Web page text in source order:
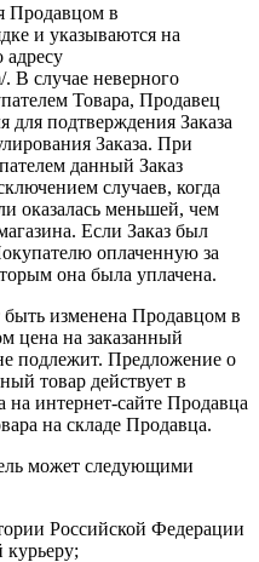
Продавцом в
и указываются на
адресу
В случае неверного
Товара, Продавец
подтверждения Заказа
Заказа. При
данный Заказ
случаев, когда
оказалась меньшей, чем
Если Заказ был
оплаченную за
она была уплачена.
изменена Продавцом в
цена на заказанный
подлежит. Предложение о
товар действует в
на интернет-сайте Продавца
на складе Продавца.
может следующими
Российской Федерации